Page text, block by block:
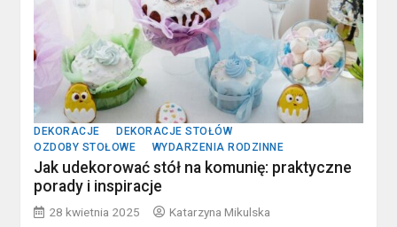
DEKORACJE
DEKORACJE STOŁÓW
OZDOBY STOŁOWE
WYDARZENIA RODZINNE
Jak udekorować stół na komunię: praktyczne
porady i inspiracje
28 kwietnia 2025 Katarzyna Mikulska